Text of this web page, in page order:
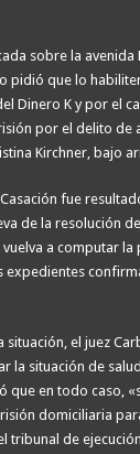
sobre la avenida
pidió que lo
Dinero K y por el
por el delito de
Kirchner, bajo
fue
de la resolución
vuelva a computar
expedientes
situación, el juez
la situación de
que en todo caso,
domiciliaria
tribunal de